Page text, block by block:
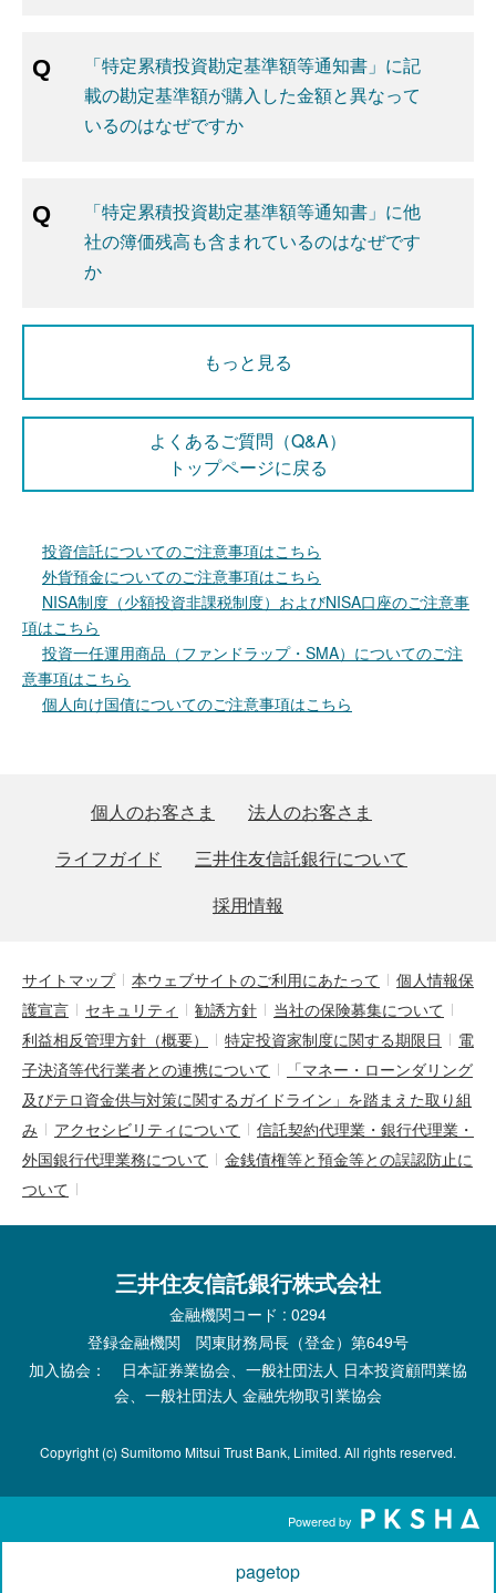
「特定累積投資勘定基準額等通知書」に記
載の勘定基準額が購入した金額と異なって
いるのはなぜですか
「特定累積投資勘定基準額等通知書」に他
社の簿価残高も含まれているのはなぜです
か
もっと見る
よくあるご質問（Q&A）
トップページに戻る
投資信託についてのご注意事項はこちら
外貨預金についてのご注意事項はこちら
NISA制度（少額投資非課税制度）およびNISA口座のご注意事
項はこちら
投資一任運用商品（ファンドラップ・SMA）についてのご注
意事項はこちら
個人向け国債についてのご注意事項はこちら
個人のお客さま
法人のお客さま
ライフガイド
三井住友信託銀行について
採用情報
サイトマップ 本ウェブサイトのご利用にあたって
個人情報保
護宣言
セキュリティ 勧誘方針
当社の保険募集について
利益相反管理方針（概要）
特定投資家制度に関する期限日
電
子決済等代行業者との連携について
「マネー・ローンダリング
及びテロ資金供与対策に関するガイドライン」を踏まえた取り組
み
アクセシビリティについて
信託契約代理業・銀行代理業・
外国銀行代理業務について
金銭債権等と預金等との誤認防止に
ついて
三井住友信託銀行株式会社
金融機関コード : 0294
登録金融機関 関東財務局長（登金）第649号
加入協会： 日本証券業協会、一般社団法人 日本投資顧問業協
会、一般社団法人 金融先物取引業協会
Copyright (c) Sumitomo Mitsui Trust Bank, Limited. All rights reserved.
Powered by
pagetop